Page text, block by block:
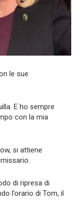
le sue
E ho sempre
con la mia
si attiene
di ripresa di
l’orario di Tom, il